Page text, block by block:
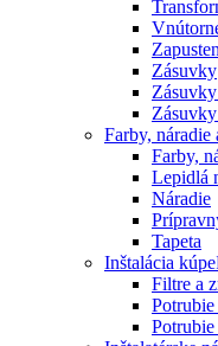
Zásuvky
Farby, náradie
Farby,
Lepidlá
Náradie
Tapeta
Inštalácia
Filtre a